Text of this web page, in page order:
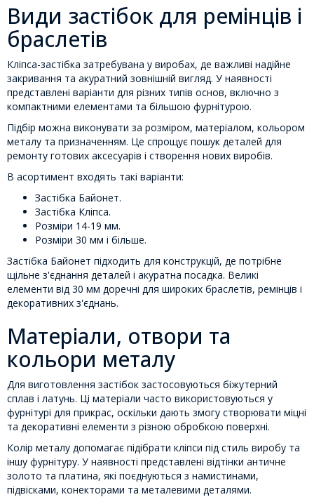
Види застібок для ремінців і
браслетів
Кліпса-застібка затребувана у виробах, де важливі надійне
закривання та акуратний зовнішній вигляд. У наявності
представлені варіанти для різних типів основ, включно з
компактними елементами та більшою фурнітурою.
Підбір можна виконувати за розміром, матеріалом, кольором
металу та призначенням. Це спрощує пошук деталей для
ремонту готових аксесуарів і створення нових виробів.
В асортимент входять такі варіанти:
Застібка Байонет.
Застібка Кліпса.
Розміри 14-19 мм.
Розміри 30 мм і більше.
Застібка Байонет підходить для конструкцій, де потрібне
щільне з'єднання деталей і акуратна посадка. Великі
елементи від 30 мм доречні для широких браслетів, ремінців і
декоративних з'єднань.
Матеріали, отвори та
кольори металу
Для виготовлення застібок застосовуються біжутерний
сплав і латунь. Ці матеріали часто використовуються у
фурнітурі для прикрас, оскільки дають змогу створювати міцні
та декоративні елементи з різною обробкою поверхні.
Колір металу допомагає підібрати кліпси під стиль виробу та
іншу фурнітуру. У наявності представлені відтінки античне
золото та платина, які поєднуються з намистинами,
підвісками, конекторами та металевими деталями.